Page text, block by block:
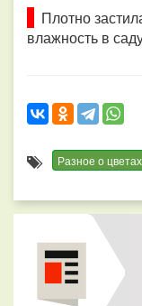
Плотно
влажность в
Разное о цветах